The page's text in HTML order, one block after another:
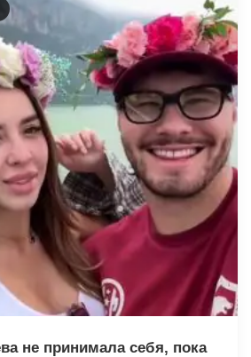
не принимала себя, пока